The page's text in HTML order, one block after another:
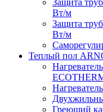
Защита
Вт/м
Защита
Вт/м
Теплый пол
Греющий